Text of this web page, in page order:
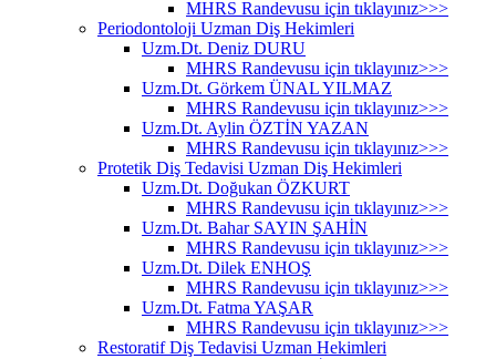
MHRS Randevusu için tıklayınız>>>
Periodontoloji Uzman Diş Hekimleri
Uzm.Dt. Deniz DURU
MHRS Randevusu için tıklayınız>>>
Uzm.Dt. Görkem ÜNAL YILMAZ
MHRS Randevusu için tıklayınız>>>
Uzm.Dt. Aylin ÖZTİN YAZAN
MHRS Randevusu için tıklayınız>>>
Protetik Diş Tedavisi Uzman Diş Hekimleri
Uzm.Dt. Doğukan ÖZKURT
MHRS Randevusu için tıklayınız>>>
Uzm.Dt. Bahar SAYIN ŞAHİN
MHRS Randevusu için tıklayınız>>>
Uzm.Dt. Dilek ENHOŞ
MHRS Randevusu için tıklayınız>>>
Uzm.Dt. Fatma YAŞAR
MHRS Randevusu için tıklayınız>>>
Restoratif Diş Tedavisi Uzman Hekimleri